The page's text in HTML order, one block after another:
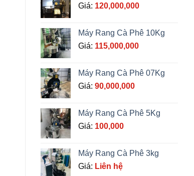
Giá: 120,000,000
Máy Rang Cà Phê 10Kg
Giá: 115,000,000
Máy Rang Cà Phê 07Kg
Giá: 90,000,000
Máy Rang Cà Phê 5Kg
Giá: 100,000
Máy Rang Cà Phê 3kg
Giá: Liên hệ